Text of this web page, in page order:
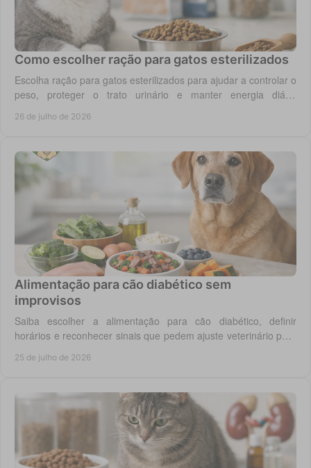
Como escolher ração para gatos esterilizados
Escolha ração para gatos esterilizados para ajudar a controlar o
peso, proteger o trato urinário e manter energia diária
26 de julho de 2026
Alimentação para cão diabético sem
improvisos
Saiba escolher a alimentação para cão diabético, definir
horários e reconhecer sinais que pedem ajuste veterinário para
25 de julho de 2026